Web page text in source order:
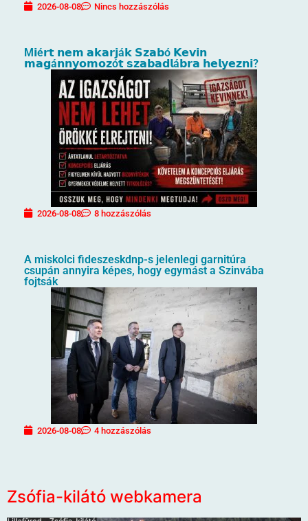
2026-08-08 Nincs hozzászólás
M𝗶é𝗿𝘁 𝗻𝗲𝗺 𝗮𝗸𝗮𝗿𝗷á𝗸 𝗦𝘇𝗮𝗯ó 𝗞𝗲𝘃𝗶𝗻
𝗺𝗮𝗴á𝗻𝗻𝘆𝗼𝗺𝗼𝘇ó𝘁 𝘀𝘇𝗮𝗯𝗮𝗱𝗹á𝗯𝗿𝗮 𝗵𝗲𝗹𝘆𝗲𝘇𝗻𝗶?
2026-08-08 8 hozzászólás
A miskolci fideszeskdnp-s jelenlegi garnitúra
csupán annyira képes, hogy egymást a Szinvába
fojtsák
2026-08-08 4 hozzászólás
Zsófia-kilátó webkamera